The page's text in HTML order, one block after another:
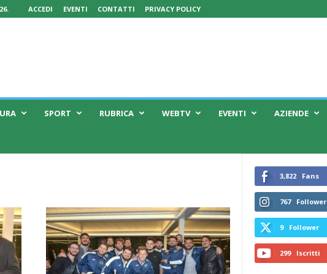
ACCEDI EVENTI CONTATTI PRIVACY POLICY
SPORT RUBRICA WEBTV EVENTI AZIENDE
3,822 Fans
767 Follower
9 Follower
299 Iscritti